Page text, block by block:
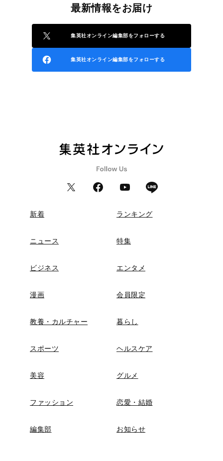
最新情報をお届け
集英社オンライン編集部をフォローする
集英社オンライン編集部をフォローする
新着 ランキング
ニュース 特集
ビジネス エンタメ
漫画 会員限定
教養・カルチャー 暮らし
スポーツ ヘルスケア
美容 グルメ
ファッション 恋愛・結婚
編集部 お知らせ